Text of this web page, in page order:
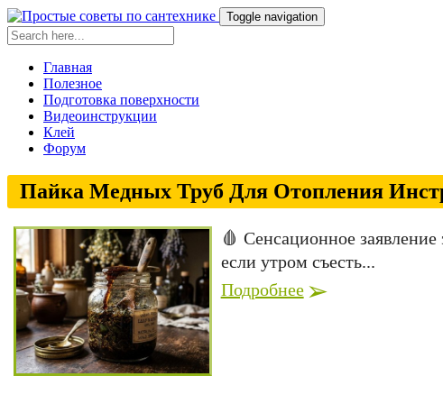
Toggle navigation
Главная
Полезное
Подготовка поверхности
Видеоинструкции
Клей
Форум
Пайка Медных Труб Для Отопления
🩸 Сенсационное
если утром съесть...
Подробнее